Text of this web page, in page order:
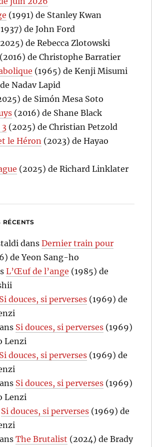
(1991) de Stanley Kwan
de John Ford
de Rebecca Zlotowski
(2016) de Christophe Barratier
(1965) de Kenji Misumi
Nadav Lapid
de Simón Mesa Soto
(2016) de Shane Black
(2025) de Christian Petzold
le Héron (2023) de Hayao
(2025) de Richard Linklater
RÉCENTS
dansDernier train pour
de Yeon Sang-ho
L’Œuf de l’ange (1985) de
Si douces, si perverses (1969) de
Si douces, si perverses (1969)
Lenzi
Si douces, si perverses (1969) de
Si douces, si perverses (1969)
Lenzi
Si douces, si perverses (1969) de
The Brutalist (2024) de Brady